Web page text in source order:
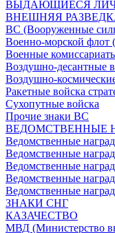
ВЫДАЮЩИЕСЯ
ВНЕШНЯЯ
ВС (Вооруженные
Военно-морской
Военные
Воздушно-десантные
Воздушно-
Ракетные войска
Сухопутные войска
Прочие знаки ВС
ВЕДОМСТВЕННЫЕ
Ведомственные
Ведомственные
Ведомственные
Ведомственные
Ведомственные
ЗНАКИ СНГ
КАЗАЧЕСТВО
МВД (Министерство